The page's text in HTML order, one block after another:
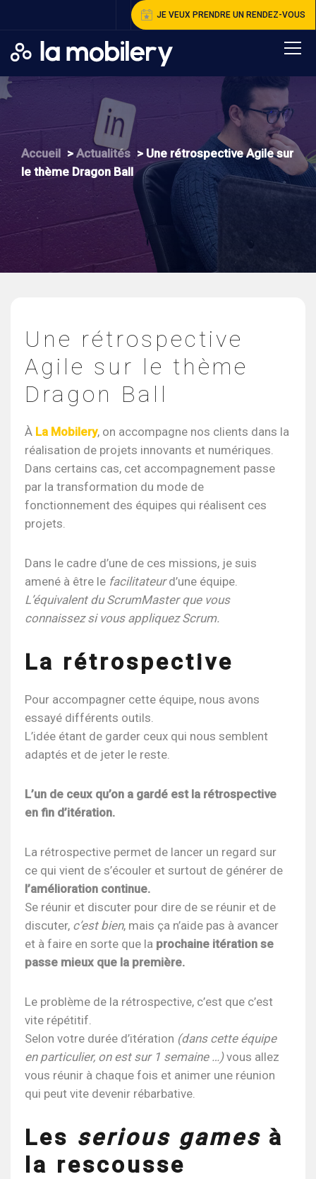
JE VEUX PRENDRE UN RENDEZ-VOUS
Accueil > Actualités > Une rétrospective Agile sur
le thème Dragon Ball
Une rétrospective
Agile sur le thème
Dragon Ball
À La Mobilery, on accompagne nos clients dans la
réalisation de projets innovants et numériques.
Dans certains cas, cet accompagnement passe
par la transformation du mode de
fonctionnement des équipes qui réalisent ces
projets.
Dans le cadre d’une de ces missions, je suis
amené à être le facilitateurd’une équipe.
L’équivalent du ScrumMaster que vous
connaissez si vous appliquez Scrum.
La rétrospective
Pour accompagner cette équipe, nous avons
essayé différents outils.
L’idée étant de garder ceux qui nous semblent
adaptés et de jeter le reste.
L’un de ceux qu’on a gardé est la rétrospective
en fin d’itération.
La rétrospective permet de lancer un regard sur
ce qui vient de s’écouler et surtout de générer de
l’amélioration continue.
Se réunir et discuter pour dire de se réunir et de
discuter, c’est bien, mais ça n’aide pas à avancer
et à faire en sorte que la prochaine itération se
passe mieux que la première.
Le problème de la rétrospective, c’est que c’est
vite répétitif.
Selon votre durée d’itération (dans cette équipe
en particulier, on est sur 1 semaine …)vous allez
vous réunir à chaque fois et animer une réunion
qui peut vite devenir rébarbative.
Les serious games à
la rescousse